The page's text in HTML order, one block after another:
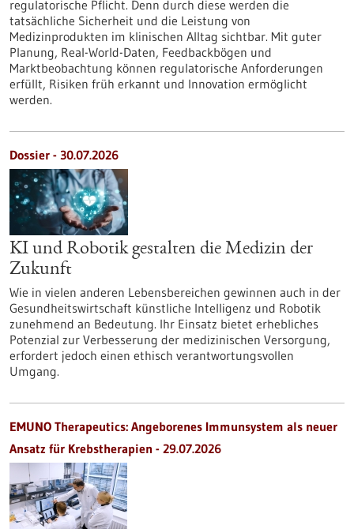
regulatorische Pflicht. Denn durch diese werden die
tatsächliche Sicherheit und die Leistung von
Medizinprodukten im klinischen Alltag sichtbar. Mit guter
Planung, Real-World-Daten, Feedbackbögen und
Marktbeobachtung können regulatorische Anforderungen
erfüllt, Risiken früh erkannt und Innovation ermöglicht
werden.
Dossier - 30.07.2026
KI und Robotik gestalten die Medizin der
Zukunft
Wie in vielen anderen Lebensbereichen gewinnen auch in der
Gesundheitswirtschaft künstliche Intelligenz und Robotik
zunehmend an Bedeutung. Ihr Einsatz bietet erhebliches
Potenzial zur Verbesserung der medizinischen Versorgung,
erfordert jedoch einen ethisch verantwortungsvollen
Umgang.
EMUNO Therapeutics: Angeborenes Immunsystem als neuer
Ansatz für Krebstherapien - 29.07.2026